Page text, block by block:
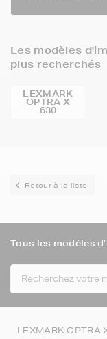
Les modèles
plus recherchés
LEXMARK
OPTRA X
630
Retour à la liste
Tous les modèles
LEXMARK OPTRA